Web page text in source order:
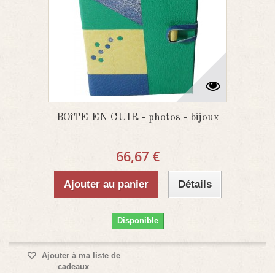
BOîTE EN CUIR - photos - bijoux
66,67 €
Ajouter au panier Détails
Disponible
Ajouter à ma liste de
cadeaux